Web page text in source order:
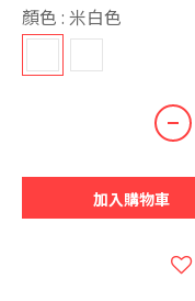
顏色 : 米白色
加入購物車